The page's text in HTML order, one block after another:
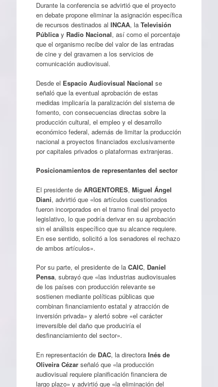
Durante la conferencia se advirtió que el proyecto
en debate propone eliminar la asignación específica
de recursos destinados al INCAA, la Televisión
Públicay Radio Nacional, así como el porcentaje
que el organismo recibe del valor de las entradas
de cine y del gravamen a los servicios de
comunicación audiovisual.
Desde el Espacio Audiovisual Nacional se
señaló que la eventual aprobación de estas
medidas implicaría la paralización del sistema de
fomento, con consecuencias directas sobre la
producción cultural, el empleo y el desarrollo
económico federal, además de limitar la producción
nacional a proyectos financiados exclusivamente
por capitales privados o plataformas extranjeras.
Posicionamientos de representantes del sector
El presidente de ARGENTORES, Miguel Ángel
Diani, advirtió que «los artículos cuestionados
fueron incorporados en el tramo final del proyecto
legislativo, lo que podría derivar en su aprobación
sin el análisis específico que su alcance requiere.
En ese sentido, solicitó a los senadores el rechazo
de ambos artículos».
Por su parte, el presidente de la CAIC, Daniel
Pensa, subrayó que «las industrias audiovisuales
de los países con producción relevante se
sostienen mediante políticas públicas que
combinan financiamiento estatal y atracción de
inversión privada» y alertó sobre «el carácter
irreversible del daño que produciría el
desfinanciamiento del sector».
En representación de DAC, la directora Inés de
Oliveira Cézarseñaló que «la producción
audiovisual requiere planificación financiera de
largo plazo» y advirtió que «la eliminación del